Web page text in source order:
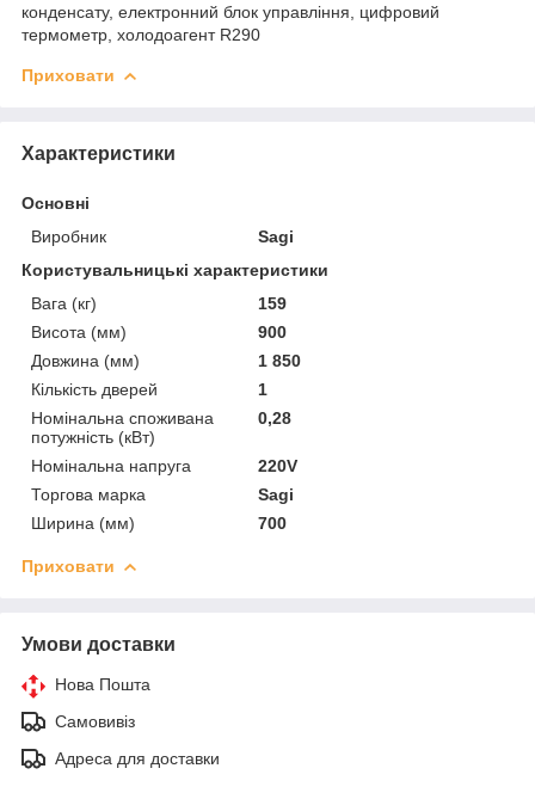
конденсату, електронний блок управління, цифровий
термометр, холодоагент R290
Приховати
Характеристики
Основні
Виробник
Sagi
Користувальницькі характеристики
Вага (кг)
159
Висота (мм)
900
Довжина (мм)
1 850
Кількість дверей
1
Номінальна споживана
потужність (кВт)
0,28
Номінальна напруга
220V
Торгова марка
Sagi
Ширина (мм)
700
Приховати
Умови доставки
Нова Пошта
Самовивіз
Адреса для доставки